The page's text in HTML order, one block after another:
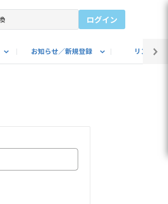
ログイン
お知らせ／新規登録 リンク集